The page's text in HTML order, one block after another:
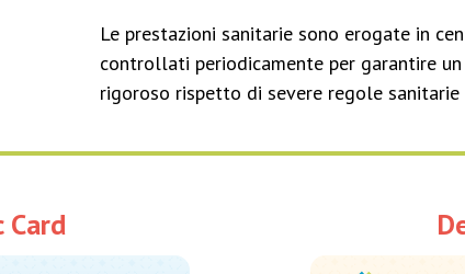
Le prestazioni sanitarie sono erogate in
controllati periodicamente per garantire
rigoroso rispetto di severe regole
Card